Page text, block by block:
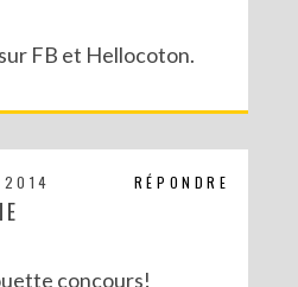
FB et Hellocoton.
RÉPONDRE
concours!